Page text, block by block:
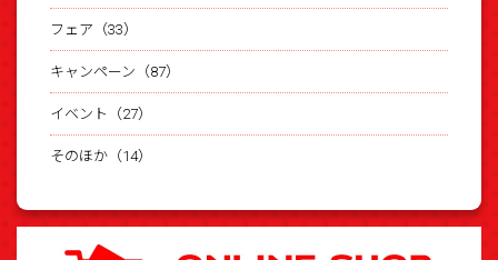
フェア（33）
キャンペーン（87）
イベント（27）
そのほか（14）